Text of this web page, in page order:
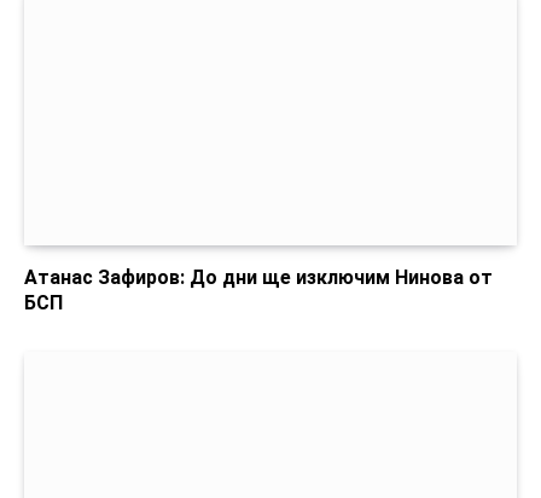
Атанас Зафиров: До дни ще изключим Нинова от
БСП